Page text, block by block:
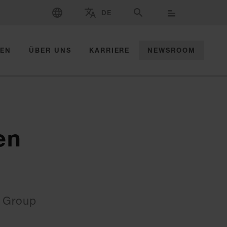
WÄHLEN SIE MARKE UND LAND AUS
DE SPRACHE WÄHLEN
SUCHE
ÜBER UNS KARRIERE NEWSROOM